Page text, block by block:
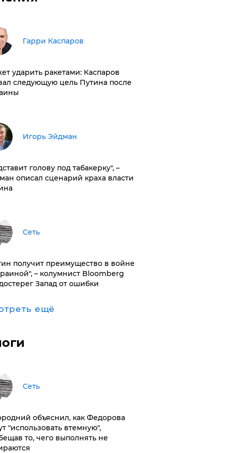
Гарри Каспаров
ударить ракетами: Каспаров
следующую цель Путина после
Игорь Эйдман
голову под табакерку", –
описал сценарий краха власти
Сеть
получит преимущество в войне
– колумнист Bloomberg
Запад от ошибки
ещё
Сеть
объяснил, как Федорова
"использовать втемную",
то, чего выполнять не